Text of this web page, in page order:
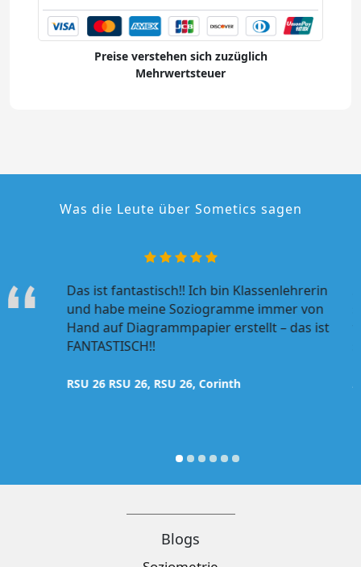
Preise verstehen sich zuzüglich
Mehrwertsteuer
Was die Leute über Sometics sagen
Das ist fantastisch!! Ich bin Klassenlehrerin
und habe meine Soziogramme immer von
Hand auf Diagrammpapier erstellt – das ist
FANTASTISCH!!
RSU 26 RSU 26, RSU 26, Corinth
Blogs